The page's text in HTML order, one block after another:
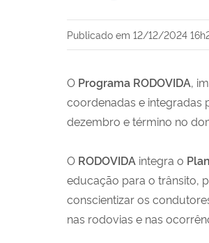
Publicado em 12/12/2024
O Programa RODOVIDA,
coordenadas e integradas
dezembro e término no
O RODOVIDA integra o
educação para o trânsito,
conscientizar os
nas rodovias e nas